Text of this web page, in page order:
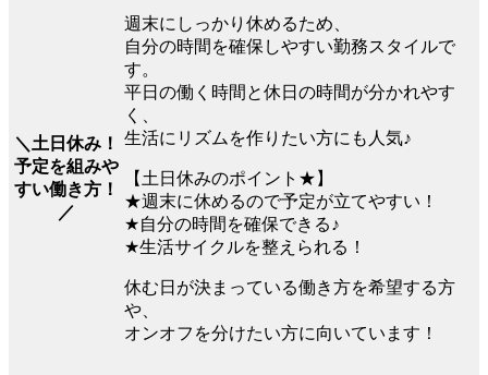
＼土日休み！
予定を組みや
すい働き方！
／
週末にしっかり休めるため、
自分の時間を確保しやすい勤務スタイルで
す。
平日の働く時間と休日の時間が分かれやす
く、
生活にリズムを作りたい方にも人気♪
【土日休みのポイント★】
★週末に休めるので予定が立てやすい！
★自分の時間を確保できる♪
★生活サイクルを整えられる！
休む日が決まっている働き方を希望する方
や、
オンオフを分けたい方に向いています！